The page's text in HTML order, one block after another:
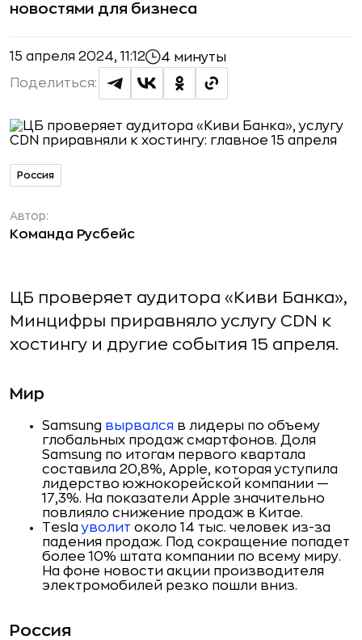
новостями для бизнеса
15 апреля 2024, 11:12 4 минуты
Поделиться:
Россия
Автор:
Команда Русбейс
ЦБ проверяет аудитора «Киви Банка»,
Минцифры приравняло услугу CDN к
хостингу и другие события 15 апреля.
Мир
Samsung вырвался в лидеры по объему
глобальных продаж смартфонов. Доля
Samsung по итогам первого квартала
составила 20,8%, Apple, которая уступила
лидерство южнокорейской компании —
17,3%. На показатели Apple значительно
повлияло снижение продаж в Китае.
Teslaуволит около 14 тыс. человек из-за
падения продаж. Под сокращение попадет
более 10% штата компании по всему миру.
На фоне новости акции производителя
электромобилей резко пошли вниз.
Россия